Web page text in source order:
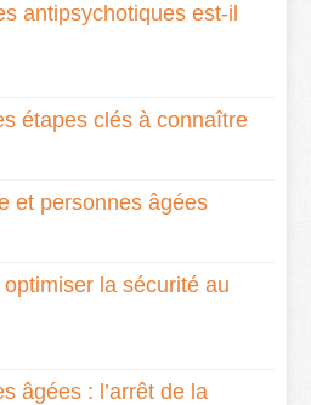
antipsychotiques est-il
étapes clés à connaître
et personnes âgées
la sécurité au
âgées : l’arrêt de la